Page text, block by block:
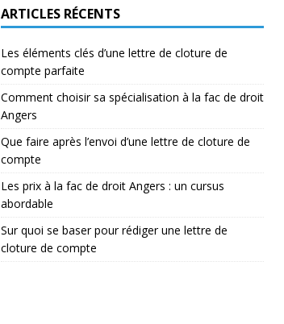
ARTICLES RÉCENTS
Les éléments clés d’une lettre de cloture de
compte parfaite
Comment choisir sa spécialisation à la fac de droit
Angers
Que faire après l’envoi d’une lettre de cloture de
compte
Les prix à la fac de droit Angers : un cursus
abordable
Sur quoi se baser pour rédiger une lettre de
cloture de compte